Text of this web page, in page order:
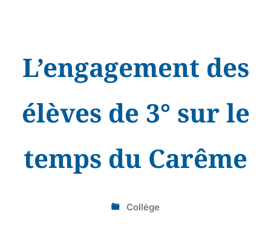
L’engagement des
élèves de 3° sur le
temps du Carême
Collège